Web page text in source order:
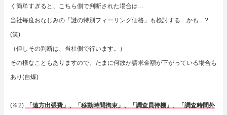
く簡単すぎると、こちら側で判断された場合は…
当社毎度おなじみの「謎の特別フィーリング価格」も検討する…かも…?
(笑)
（但しその判断は、当社側で行います。）
その様なこともありますので、たまに何故か請求金額が下がっている場合も
あり(自爆)
(※2) 「遠方出張費」、「移動時間拘束」、「調査員待機」、「調査時間外